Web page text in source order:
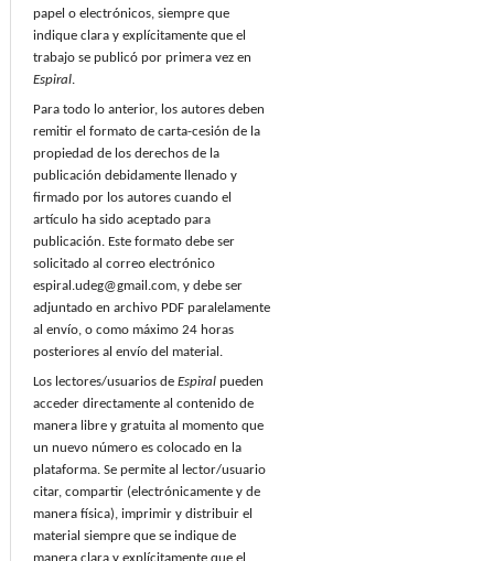
papel o electrónicos, siempre que
indique clara y explícitamente que el
trabajo se publicó por primera vez en
Espiral.
Para todo lo anterior, los autores deben
remitir el formato de carta-cesión de la
propiedad de los derechos de la
publicación debidamente llenado y
firmado por los autores cuando el
artículo ha sido aceptado para
publicación. Este formato debe ser
solicitado al correo electrónico
espiral.udeg@gmail.com, y debe ser
adjuntado en archivo PDF paralelamente
al envío, o como máximo 24 horas
posteriores al envío del material.
Los lectores/usuarios de Espiral pueden
acceder directamente al contenido de
manera libre y gratuita al momento que
un nuevo número es colocado en la
plataforma. Se permite al lector/usuario
citar, compartir (electrónicamente y de
manera física), imprimir y distribuir el
material siempre que se indique de
manera clara y explícitamente que el